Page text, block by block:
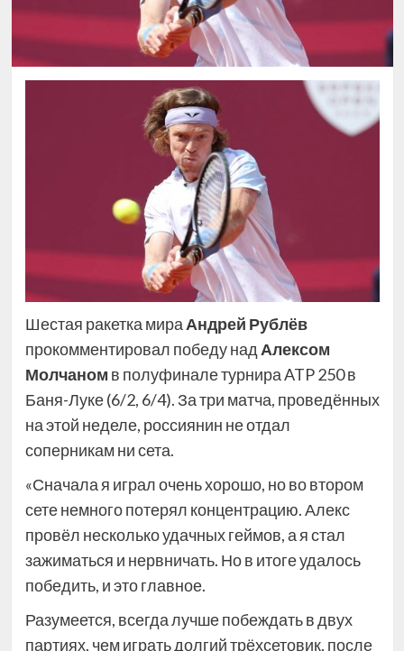
Шестая ракетка мира Андрей Рублёв
прокомментировал победу над Алексом
Молчаном в полуфинале турнира ATP 250 в
Баня-Луке (6/2, 6/4). За три матча, проведённых
на этой неделе, россиянин не отдал
соперникам ни сета.
«Сначала я играл очень хорошо, но во втором
сете немного потерял концентрацию. Алекс
провёл несколько удачных геймов, а я стал
зажиматься и нервничать. Но в итоге удалось
победить, и это главное.
Разумеется, всегда лучше побеждать в двух
партиях, чем играть долгий трёхсетовик, после